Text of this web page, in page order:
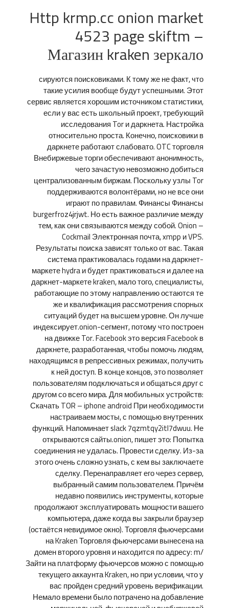
Http krmp.cc onion market
4523 page skiftm –
Магазин kraken зеркало
сируются поисковиками. К тому же не факт, что
такие усилия вообще будут успешными. Этот
сервис является хорошим источником статистики,
если у вас есть школьный проект, требующий
исследования Tor и даркнета. Настройка
относительно проста. Конечно, поисковики в
даркнете работают слабовато. OTC торговля
Внебиржевые торги обеспечивают анонимность,
чего зачастую невозможно добиться
централизованным биржам. Поскольку узлы Tor
поддерживаются волонтёрами, но не все они
играют по правилам. Финансы Финансы
burgerfroz4jrjwt. Но есть важное различие между
тем, как они связываются между собой. Onion –
Cockmail Электронная почта, xmpp и VPS.
Результаты поиска зависят только от вас. Такая
система практиковалась годами на даркнет-
маркете hydra и будет практиковаться и далее на
даркнет-маркете kraken, мало того, специалисты,
работающие по этому направлению остаются те
же и квалификация рассмотрения спорных
ситуаций будет на высшем уровне. Он лучше
индексирует.onion-сегмент, потому что построен
на движке Tor. Facebook это версия Facebook в
даркнете, разработанная, чтобы помочь людям,
находящимся в репрессивных режимах, получить
к ней доступ. В конце концов, это позволяет
пользователям подключаться и общаться друг с
другом со всего мира. Для мобильных устройств:
Скачать TOR – iphone android При необходимости
настраиваем мосты, с помощью внутренних
функций. Напоминает slack 7qzmtqy2itl7dwuu. Не
открываются сайты.onion, пишет это: Попытка
соединения не удалась. Провести сделку. Из-за
этого очень сложно узнать, с кем вы заключаете
сделку. Перенаправляет его через сервер,
выбранный самим пользователем. Причём
недавно появились инструменты, которые
продолжают эксплуатировать мощности вашего
компьютера, даже когда вы закрыли браузер
(остаётся невидимое окно). Торговля фьючерсами
на Kraken Торговля фьючерсами вынесена на
домен второго уровня и находится по адресу: m/
Зайти на платформу фьючерсов можно с помощью
текущего аккаунта Kraken, но при условии, что у
вас пройден средний уровень верификации.
Немало времени было потрачено на добавление